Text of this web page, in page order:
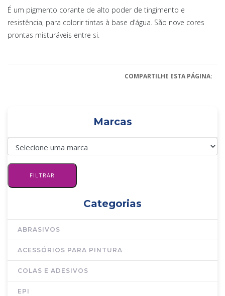
É um pigmento corante de alto poder de tingimento e
resistência, para colorir tintas à base d’água. São nove cores
prontas misturáveis entre si.
COMPARTILHE ESTA PÁGINA:
Marcas
Categorias
ABRASIVOS
ACESSÓRIOS PARA PINTURA
COLAS E ADESIVOS
EPI